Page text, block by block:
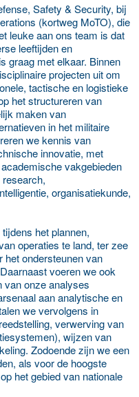
Safety & Security, bij
(kortweg MoTO), die
leuke aan ons team is dat
leeftijden en
graag met elkaar. Binnen
projecten uit om
tactische en logistieke
het structureren van
maken van
in het militaire
we kennis van
innovatie, met
vakgebieden
organisatiekunde,
het plannen,
operaties te land, ter zee
het ondersteunen van
voeren we ook
van onze analyses
aan analytische en
we vervolgens in
verwerving van
wijzen van
Zodoende zijn we een
als voor de hoogste
het gebied van nationale